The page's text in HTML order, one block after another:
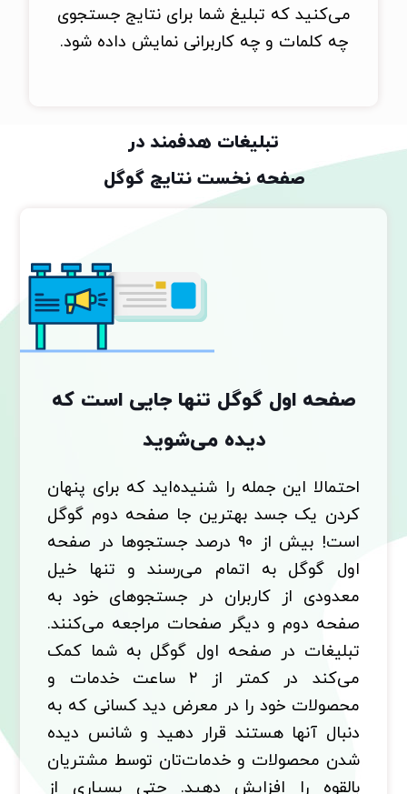
می‌کنید که تبلیغ شما برای نتایج جستجوی
چه کلمات و چه کاربرانی نمایش داده شود.
تبلیغات هدفمند در
صفحه نخست نتایج گوگل
صفحه اول گوگل تنها جایی است که
دیده می‌شوید
احتمالا این جمله را شنیده‌اید که برای پنهان
کردن یک جسد بهترین جا صفحه دوم گوگل
است! بیش از ۹۰ درصد جستجوها در صفحه
اول گوگل به اتمام می‌رسند و تنها خیل
معدودی از کاربران در جستجوهای خود به
صفحه دوم و دیگر صفحات مراجعه می‌کنند.
تبلیغات در صفحه اول گوگل به شما کمک
می‌کند در کمتر از ۲ ساعت خدمات و
محصولات خود را در معرض دید کسانی که به
دنبال آنها هستند قرار دهید و شانس دیده
شدن محصولات و خدمات‌تان توسط مشتریان
بالقوه را افزایش دهید. حتی بسیاری از